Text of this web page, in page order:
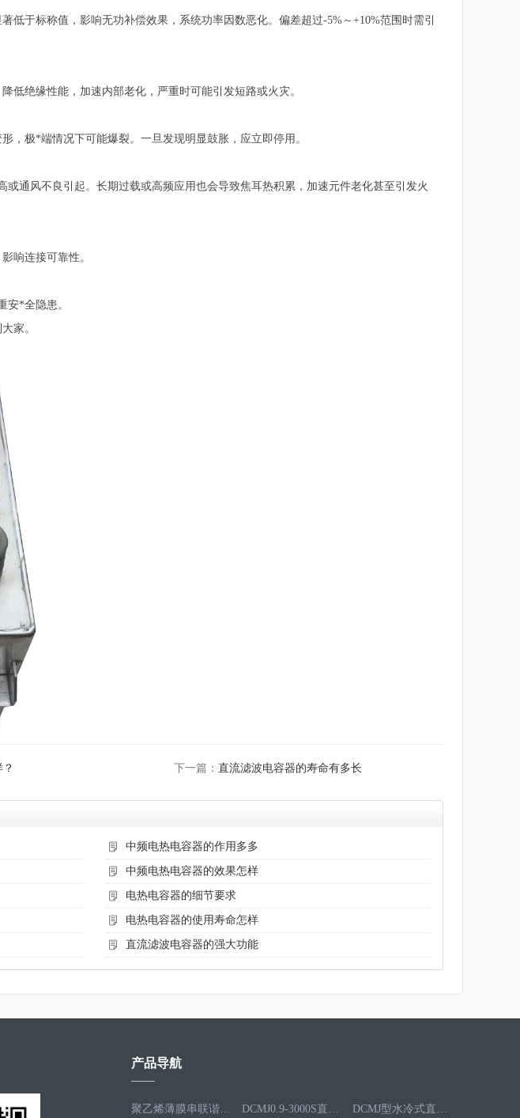
低于标称值，影响无功补偿效果，系统功率因数恶化。偏差超过‌-5%～+10%‌范围时需引
低绝缘性能，加速内部老化，严重时可能引发短路或火灾。
，极*端情况下可能爆裂。一旦发现明显鼓胀，应立即停用。
通风不良引起。长期过载或高频应用也会导致焦耳热积累，加速元件老化甚至引发火
响连接可靠性。
安*全隐患。
家。
下一篇： 直流滤波电容器的寿命有多长
中频电热电容器的作用多多
中频电热电容器的效果怎样
电热电容器的细节要求
电热电容器的使用寿命怎样
直流滤波电容器的强大功能
产品导航